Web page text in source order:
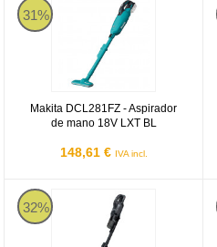
31%
Makita DCL281FZ - Aspirador
de mano 18V LXT BL
148,61 € IVA incl.
32%
Makita CL003GZ04